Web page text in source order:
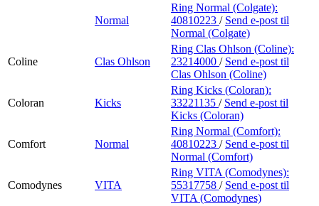
Normal
Ring Normal (Colgate):
40810223 / Send e-post til
Normal (Colgate)
Coline Clas Ohlson
Ring Clas Ohlson (Coline):
23214000 / Send e-post til
Clas Ohlson (Coline)
Coloran Kicks
Ring Kicks (Coloran):
33221135 / Send e-post til
Kicks (Coloran)
Comfort Normal
Ring Normal (Comfort):
40810223 / Send e-post til
Normal (Comfort)
Comodynes VITA
Ring VITA (Comodynes):
55317758 / Send e-post til
VITA (Comodynes)